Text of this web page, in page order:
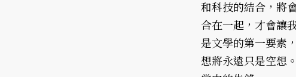
和科技的結合，將
合在一起，才會讓
是文學的第一要素
想將永遠只是空想